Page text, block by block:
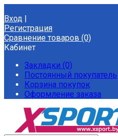
Вход |
Регистрация
Сравнение товаров (0)
Кабинет
Закладки (0)
Постоянный покупатель
Корзина покупок
Оформление заказа